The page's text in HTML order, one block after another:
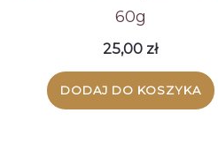
60g
25,00 zł
DODAJ DO KOSZYKA